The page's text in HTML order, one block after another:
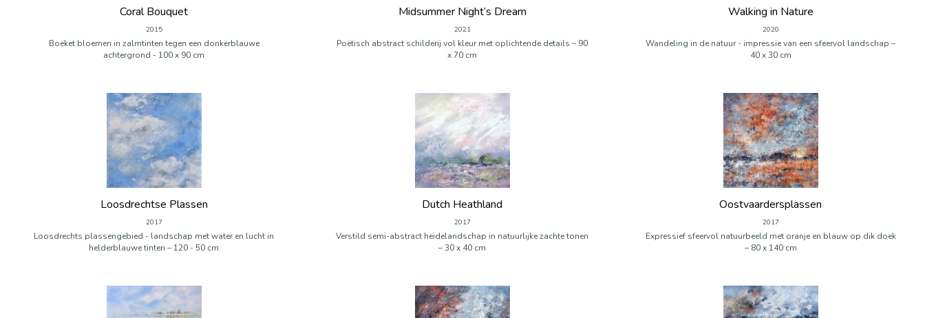
Coral Bouquet
2015
Boeket bloemen in zalmtinten tegen een donkerblauwe
achtergrond - 100 x 90 cm
Midsummer Night’s Dream
2021
Poëtisch abstract schilderij vol kleur met oplichtende details – 90
x 70 cm
Walking in Nature
2020
Wandeling in de natuur - impressie van een sfeervol landschap –
40 x 30 cm
Loosdrechtse Plassen
2017
Loosdrechts plassengebied - landschap met water en lucht in
helderblauwe tinten – 120 - 50 cm
Dutch Heathland
2017
Verstild semi-abstract heidelandschap in natuurlijke zachte tonen
– 30 x 40 cm
Oostvaardersplassen
2017
Expressief sfeervol natuurbeeld met oranje en blauw op dik doek
– 80 x 140 cm